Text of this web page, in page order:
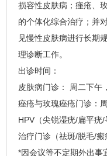
损容性皮肤病；痤疮、
的个体化综合治疗；并
见慢性皮肤病进行长期
理诊断工作。
出诊时间：
皮肤病门诊： 周二下午
痤疮与玫瑰痤疮门诊：
HPV（尖锐湿疣/扁平疣
治疗门诊（祛斑/脱毛/
*因会议等不定期外出事